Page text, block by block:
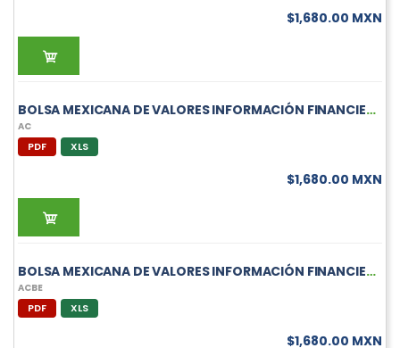
$1,680.00 MXN
BOLSA MEXICANA DE VALORES INFORMACIÓN FINANCIERA TRIMESTRAL DE AC
AC
PDF XLS
$1,680.00 MXN
BOLSA MEXICANA DE VALORES INFORMACIÓN FINANCIERA TRIMESTRAL DE ACBE
ACBE
PDF XLS
$1,680.00 MXN